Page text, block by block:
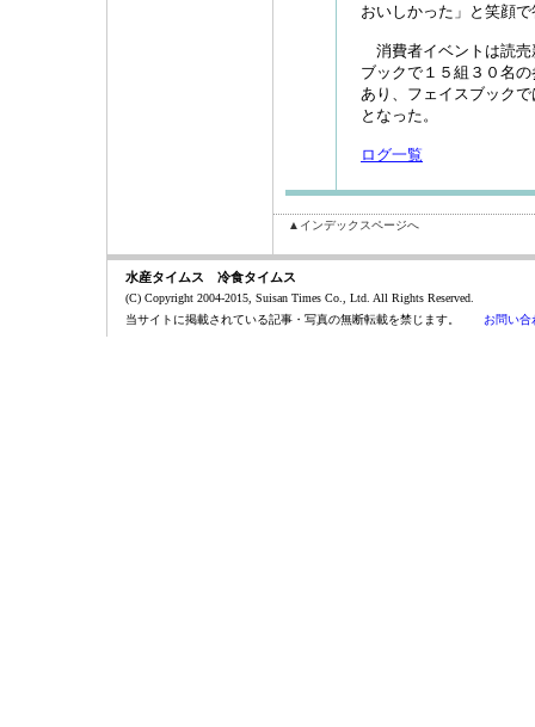
おいしかった」と笑顔
消費者イベントは読売
ブックで１５組３０名
あり、フェイスブック
となった。
ログ一覧
▲インデックスページへ
水産タイムス 冷食タイムス
(C) Copyright 2004-2015, Suisan Times Co., Ltd. All Rights Reserved.
当サイトに掲載されている記事・写真の無断転載を禁じます。 お問い合